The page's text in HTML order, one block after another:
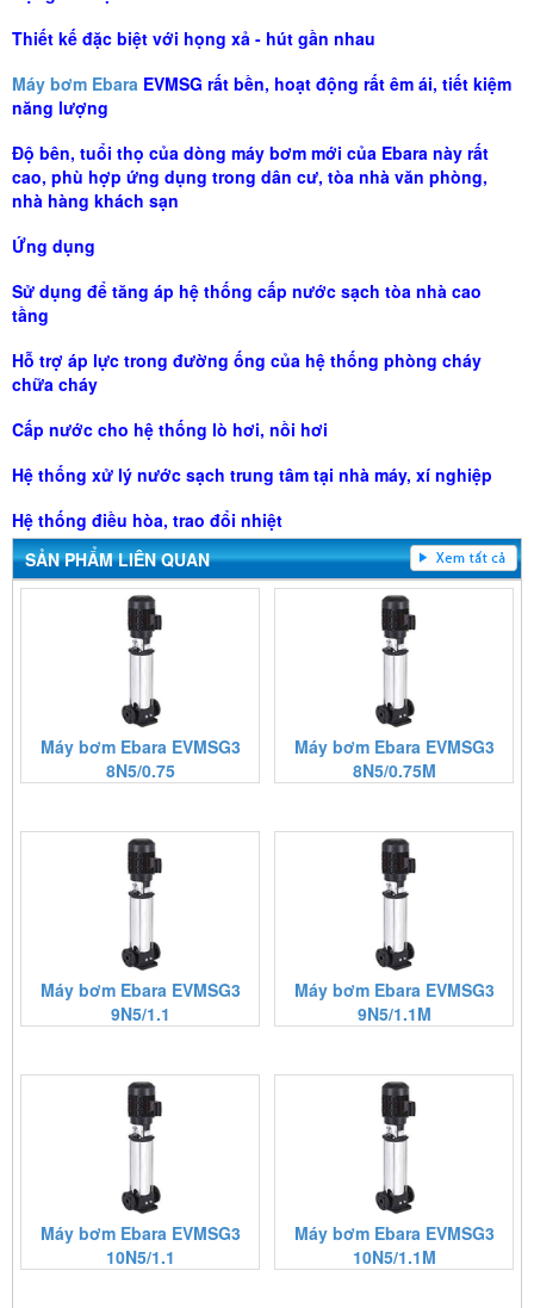
Thiết kế đặc biệt với họng xả - hút gần nhau
Máy bơm Ebara EVMSG rất bền, hoạt động rất êm ái, tiết kiệm
năng lượng
Độ bên, tuổi thọ của dòng máy bơm mới của Ebara này rất
cao, phù hợp ứng dụng trong dân cư, tòa nhà văn phòng,
nhà hàng khách sạn
Ứng dụng
Sử dụng để tăng áp hệ thống cấp nước sạch tòa nhà cao
tầng
Hỗ trợ áp lực trong đường ống của hệ thống phòng cháy
chữa cháy
Cấp nước cho hệ thống lò hơi, nồi hơi
Hệ thống xử lý nước sạch trung tâm tại nhà máy, xí nghiệp
Hệ thống điều hòa, trao đổi nhiệt
SẢN PHẨM LIÊN QUAN
Máy bơm Ebara EVMSG3
8N5/0.75
Máy bơm Ebara EVMSG3
8N5/0.75M
Máy bơm Ebara EVMSG3
9N5/1.1
Máy bơm Ebara EVMSG3
9N5/1.1M
Máy bơm Ebara EVMSG3
10N5/1.1
Máy bơm Ebara EVMSG3
10N5/1.1M